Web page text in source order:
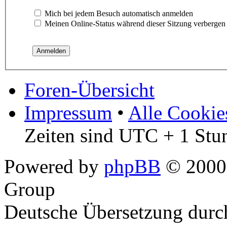
Mich bei jedem Besuch automatisch anmelden
Meinen Online-Status während dieser Sitzung verbergen
Foren-Übersicht
Impressum • Alle
Zeiten sind UTC + 1
Powered by phpBB ©
Group
Deutsche Übersetzung